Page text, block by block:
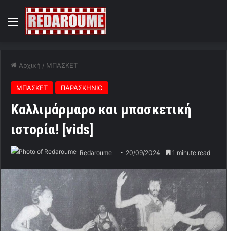
Menu
Αρχική / ΜΠΑΣΚΕΤ
ΜΠΑΣΚΕΤ ΠΑΡΑΣΚΗΝΙΟ
Καλλιμάρμαρο και μπασκετική
ιστορία! [vids]
Redaroume 20/09/2024 1 minute read